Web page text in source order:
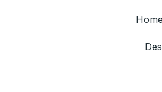
Home